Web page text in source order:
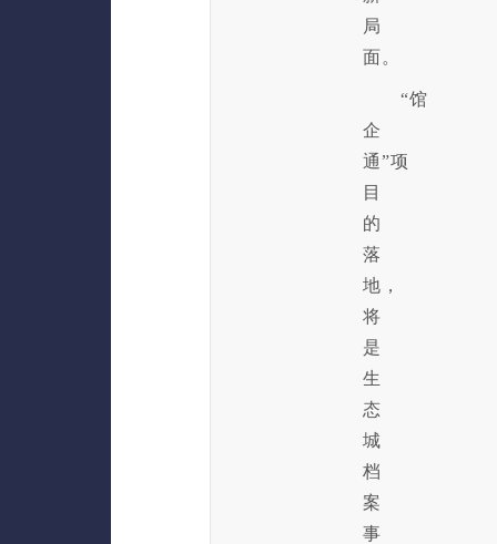
局
面。
“馆
企
通”项
目
的
落
地，
将
是
生
态
城
档
案
事